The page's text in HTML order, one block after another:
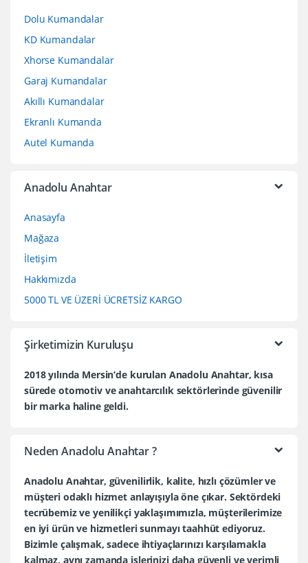
Dolu Kumandalar
KD Kumandalar
Xhorse Kumandalar
Garaj Kumandalar
Akıllı Kumandalar
Ekranlı Kumanda
Autel Kumanda
Anadolu Anahtar
Anasayfa
Mağaza
İletişim
Hakkımızda
5000 TL VE ÜZERİ ÜCRETSİZ KARGO
Şirketimizin Kuruluşu
2018 yılında Mersin’de kurulan Anadolu Anahtar, kısa
sürede otomotiv ve anahtarcılık sektörlerinde güvenilir
bir marka haline geldi.
Neden Anadolu Anahtar ?
Anadolu Anahtar, güvenilirlik, kalite, hızlı çözümler ve
müşteri odaklı hizmet anlayışıyla öne çıkar. Sektördeki
tecrübemiz ve yenilikçi yaklaşımımızla, müşterilerimize
en iyi ürün ve hizmetleri sunmayı taahhüt ediyoruz.
Bizimle çalışmak, sadece ihtiyaçlarınızı karşılamakla
kalmaz, aynı zamanda işlerinizi daha güvenli ve verimli